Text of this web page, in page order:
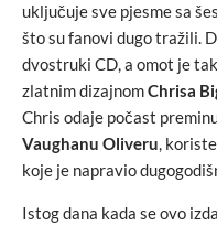
uključuje sve pjesme sa
što su fanovi dugo tražili.
dvostruki CD, a omot je
zlatnim dizajnomChrisa
Chris odaje počast
Vaughanu Oliveru,
koje je napravio
Istog dana kada se ovo